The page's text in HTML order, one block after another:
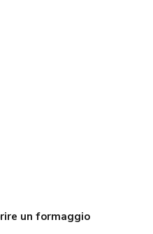
un formaggio